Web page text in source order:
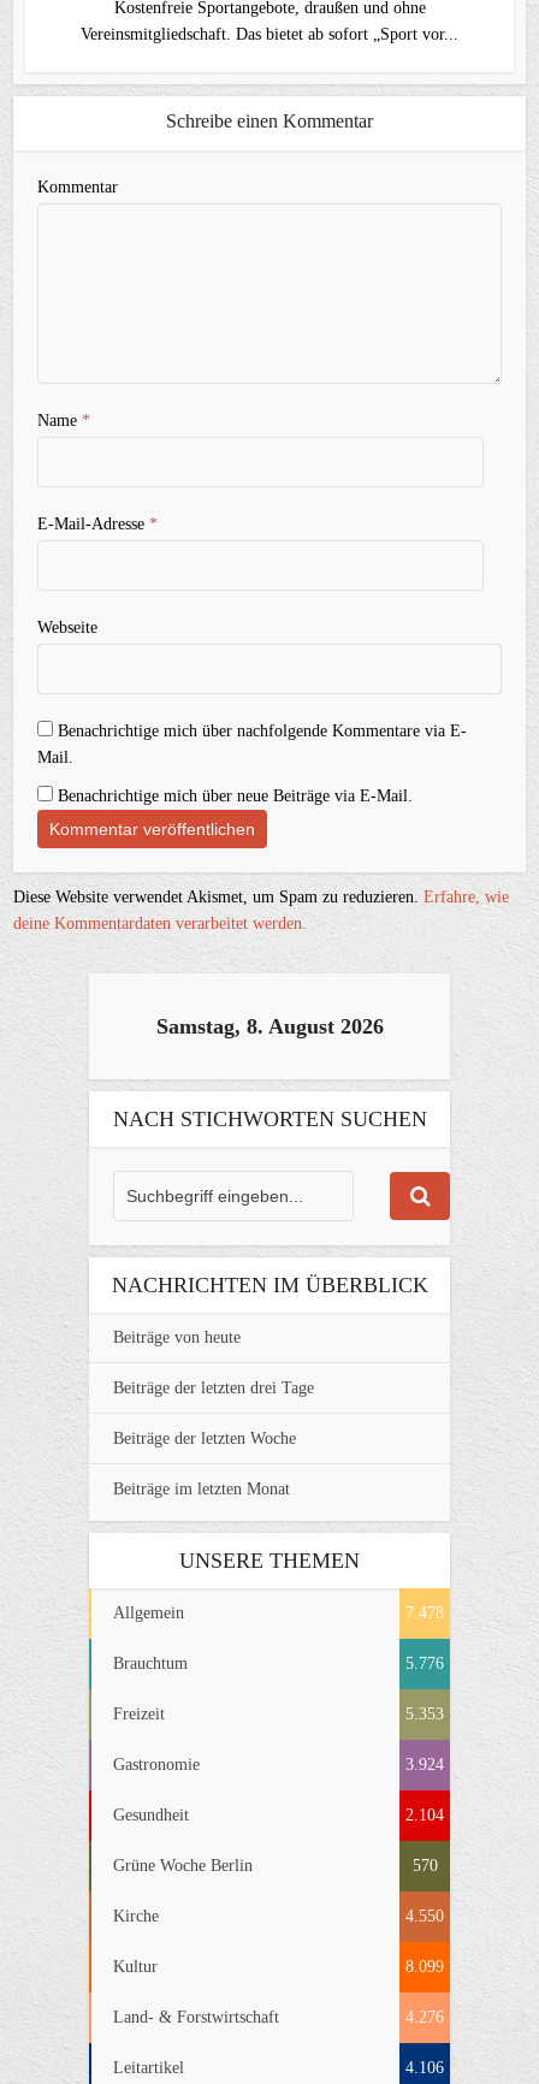
Kostenfreie Sportangebote, draußen und ohne
Vereinsmitgliedschaft. Das bietet ab sofort „Sport vor...
Schreibe einen Kommentar
Kommentar
Name*
E-Mail-Adresse*
Webseite
Benachrichtige mich über nachfolgende Kommentare via E-
Mail.
Benachrichtige mich über neue Beiträge via E-Mail.
Diese Website verwendet Akismet, um Spam zu reduzieren.Erfahre, wie
deine Kommentardaten verarbeitet werden.
Samstag, 8. August 2026
NACH STICHWORTEN SUCHEN
NACHRICHTEN IM ÜBERBLICK
Beiträge von heute
Beiträge der letzten drei Tage
Beiträge der letzten Woche
Beiträge im letzten Monat
UNSERE THEMEN
Allgemein 7.478
Brauchtum 5.776
Freizeit 5.353
Gastronomie 3.924
Gesundheit 2.104
Grüne Woche Berlin 570
Kirche 4.550
Kultur 8.099
Land- & Forstwirtschaft 4.276
Leitartikel 4.106